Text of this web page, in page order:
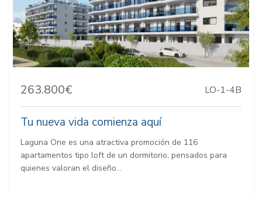
263.800€ LO-1-4B
Tu nueva vida comienza aquí
Laguna One es una atractiva promoción de 116
apartamentos tipo loft de un dormitorio, pensados para
quienes valoran el diseño...